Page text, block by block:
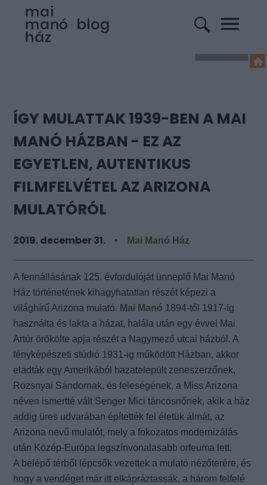
ÍGY MULATTAK 1939-BEN A MAI
MANÓ HÁZBAN - EZ AZ
EGYETLEN, AUTENTIKUS
FILMFELVÉTEL AZ ARIZONA
MULATÓRÓL
2019. december 31. Mai Manó Ház
A fennállásának 125. évfordulóját ünneplő Mai Manó
Ház történetének kihagyhatatlan részét képezi a
világhírű Arizona mulató. Mai Manó 1894-től 1917-ig
használta és lakta a házat, halála után egy évvel Mai
Artúr örökölte apja részét a Nagymező utcai házból. A
fényképészeti stúdió 1931-ig működött Házban, akkor
eladták egy Amerikából hazatelepült zeneszerzőnek,
Rozsnyai Sándornak, és feleségének, a Miss Arizona
néven ismertté vált Senger Mici táncosnőnek, akik a ház
addig üres udvarában építették fel életük álmát, az
Arizona nevű mulatót, mely a fokozatos modernizálás
után Közép-Európa legszínvonalasabb orfeuma lett.
A belépő térből lépcsők vezettek a mulató nézőterére, és
hogy a vendéget már itt elkápráztassák, a három felfelé